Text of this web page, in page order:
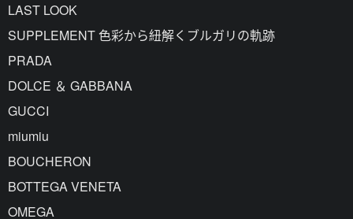
LAST LOOK
SUPPLEMENT 色彩から紐解くブルガリの軌跡
PRADA
DOLCE ＆ GABBANA
GUCCI
miumiu
BOUCHERON
BOTTEGA VENETA
OMEGA